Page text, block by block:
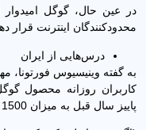
در عین حال، گوگل
محدودکنندگان اینترنت قرار
درس‌هایی از ایران
کاربران روزانه محصول
پاییز سال قبل به میزان 1500 درصد افزایش یافت.